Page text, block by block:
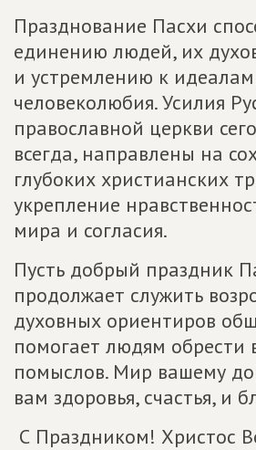
Празднование Пасхи
единению людей, их
и устремлению к
человеколюбия. Усилия
православной церкви
всегда, направлены на
глубоких христианских
укрепление
мира и согласия.
Пусть добрый праздник
продолжает служить
духовных ориентиров
помогает людям обрести
помыслов. Мир вашему
вам здоровья, счастья, и
С Праздником! Христос